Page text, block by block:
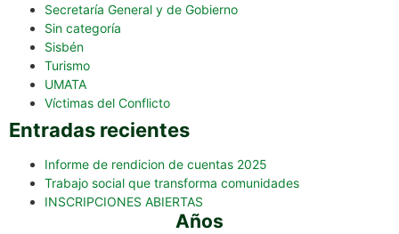
Secretaría General y de Gobierno
Sin categoría
Sisbén
Turismo
UMATA
Víctimas del Conflicto
Entradas recientes
Informe de rendicion de cuentas 2025
Trabajo social que transforma comunidades
INSCRIPCIONES ABIERTAS
Años